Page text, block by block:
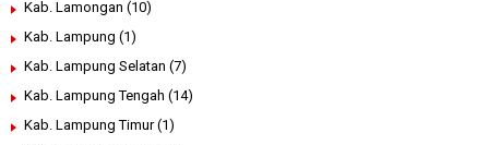
Kab. Lamongan (10)
Kab. Lampung (1)
Kab. Lampung Selatan (7)
Kab. Lampung Tengah (14)
Kab. Lampung Timur (1)